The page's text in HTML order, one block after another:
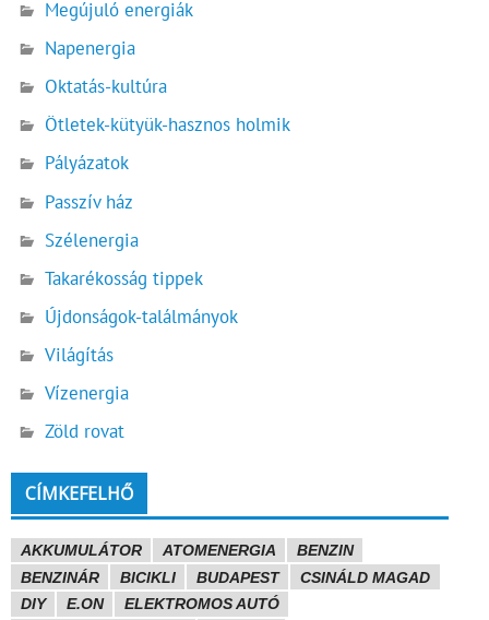
Megújuló energiák
Napenergia
Oktatás-kultúra
Ötletek-kütyük-hasznos holmik
Pályázatok
Passzív ház
Szélenergia
Takarékosság tippek
Újdonságok-találmányok
Világítás
Vízenergia
Zöld rovat
CÍMKEFELHŐ
AKKUMULÁTOR ATOMENERGIA
BENZIN
BENZINÁR
BICIKLI BUDAPEST
CSINÁLD MAGAD
DIY
E.ON
ELEKTROMOS AUTÓ